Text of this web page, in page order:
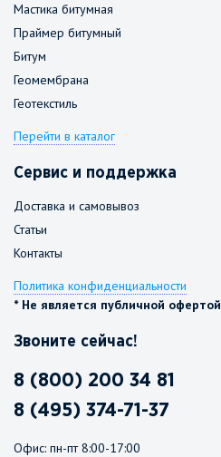
Мастика битумная
Праймер битумный
Битум
Геомембрана
Геотекстиль
Перейти в каталог
Сервис и поддержка
Доставка и самовывоз
Статьи
Контакты
Политика конфиденциальности
* Не является публичной офертой
Звоните сейчас!
8 (800) 200 34 81
8 (495) 374-71-37
Офис: пн-пт 8:00-17:00